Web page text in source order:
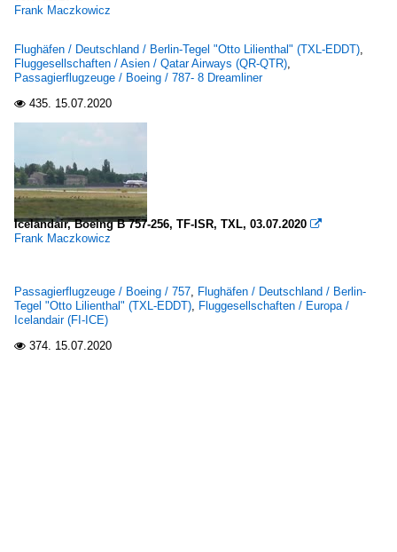
Frank Maczkowicz
Flughäfen / Deutschland / Berlin-Tegel "Otto Lilienthal" (TXL-EDDT),
Fluggesellschaften / Asien / Qatar Airways (QR-QTR),
Passagierflugzeuge / Boeing / 787- 8 Dreamliner
 435. 15.07.2020
Icelandair, Boeing B 757-256, TF-ISR, TXL, 03.07.2020 
Frank Maczkowicz
Passagierflugzeuge / Boeing / 757, Flughäfen / Deutschland / Berlin-
Tegel "Otto Lilienthal" (TXL-EDDT), Fluggesellschaften / Europa /
Icelandair (FI-ICE)
 374. 15.07.2020